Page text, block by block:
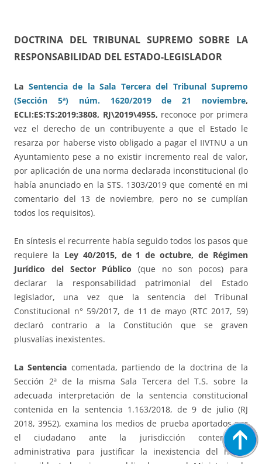
DOCTRINA DEL TRIBUNAL SUPREMO SOBRE LA
RESPONSABILIDAD DEL ESTADO-LEGISLADOR
La Sentencia de la Sala Tercera del Tribunal Supremo
(Sección 5ª) núm. 1620/2019 de 21 noviembre,
ECLI:ES:TS:2019:3808, RJ\2019\4955, reconoce por primera
vez el derecho de un contribuyente a que el Estado le
resarza por haberse visto obligado a pagar el IIVTNU a un
Ayuntamiento pese a no existir incremento real de valor,
por aplicación de una norma declarada inconstitucional (lo
había anunciado en la STS. 1303/2019 que comenté en mi
comentario del 13 de noviembre, pero no se cumplían
todos los requisitos).
En síntesis el recurrente había seguido todos los pasos que
requiere la Ley 40/2015, de 1 de octubre, de Régimen
Jurídico del Sector Público (que no son pocos) para
declarar la responsabilidad patrimonial del Estado
legislador, una vez que la sentencia del Tribunal
Constitucional n° 59/2017, de 11 de mayo (RTC 2017, 59)
declaró contrario a la Constitución que se graven
plusvalías inexistentes.
La Sentencia comentada, partiendo de la doctrina de la
Sección 2ª de la misma Sala Tercera del T.S. sobre la
adecuada interpretación de la sentencia constitucional
contenida en la sentencia 1.163/2018, de 9 de julio (RJ
2018, 3952), examina los medios de prueba aportados por
el ciudadano ante la jurisdicción contencioso-
administrativa para justificar la inexistencia del hecho